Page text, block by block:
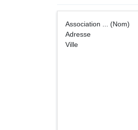
Adresse
Ville
Bureau
¤ ¤
¤